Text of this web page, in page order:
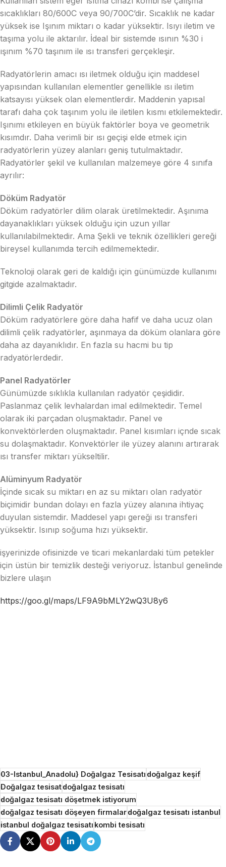
sıcaklıkları 80/600C veya 90/700C’dir. Sıcaklık ne kadar
yüksek ise Işınım miktarı o kadar yüksektir. Isıyı iletim ve
taşıma yolu ile aktarılır. İdeal bir sistemde ısının %30 i
ışınım %70 taşınım ile ısı transferi gerçekleşir.
Radyatörlerin amacı ısı iletmek olduğu için maddesel
yapısından kullanılan elementler genellikle ısı iletim
katsayısı yüksek olan elementlerdir. Maddenin yapısal
tarafı daha çok taşınım yolu ile iletilen kısmı etkilemektedir.
Işınımı etkileyen en büyük faktörler boya ve geometrik
kısımdır. Daha verimli bir ısı geçişi elde etmek için
radyatörlerin yüzey alanları geniş tutulmaktadır.
Radyatörler şekil ve kullanılan malzemeye göre 4 sınıfa
ayrılır:
Döküm Radyatör
Döküm radyatörler dilim olarak üretilmektedir. Aşınıma
dayanaklıkları yüksek olduğu için uzun yıllar
kullanılabilmektedir. Ama Şekli ve teknik özellikleri gereği
bireysel kullanımda tercih edilmemektedir.
Teknoloji olarak geri de kaldığı için günümüzde kullanımı
gitgide azalmaktadır.
Dilimli Çelik Radyatör
Döküm radyatörlere göre daha hafif ve daha ucuz olan
dilimli çelik radyatörler, aşınmaya da döküm olanlara göre
daha az dayanıklıdır. En fazla su hacmi bu tip
radyatörlerdedir.
Panel Radyatörler
Günümüzde sıklıkla kullanılan radyatör çeşididir.
Paslanmaz çelik levhalardan imal edilmektedir. Temel
olarak iki parçadan oluşmaktadır. Panel ve
konvektörlerden oluşmaktadır. Panel kısımları içnde sıcak
su dolaşmaktadır. Konvektörler ile yüzey alanını artırarak
ısı transfer miktarı yükseltilir.
Alüminyum Radyatör
İçinde sıcak su miktarı en az su miktarı olan radyatör
biçimidir bundan dolayı en fazla yüzey alanına ihtiyaç
duyulan sistemdir. Maddesel yapı gereği ısı transferi
yüksektir. Isınıp soğuma hızı yüksektir.
işyerinizde ofisinizde ve ticari mekanlardaki tüm petekler
için üstün bir temizlik desteği veriyoruz. İstanbul genelinde
bizlere ulaşın
https://goo.gl/maps/LF9A9bMLY2wQ3U8y6
03-Istanbul_Anadolu} Doğalgaz Tesisatıdoğalgaz keşif
Doğalgaz tesisatdoğalgaz tesisatı
doğalgaz tesisatı döşetmek istiyorum
doğalgaz tesisatı döşeyen firmalardoğalgaz tesisatı istanbul
istanbul doğalgaz tesisatıkombi tesisatı